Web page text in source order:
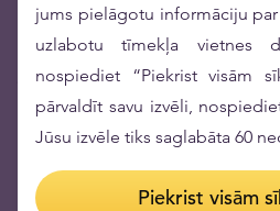
_____________________
Atruna
izvēles izvērtējiet šādus riskus:
jums pielāgotu informāciju
uzlabotu tīmekļa vietnes
nospiediet “Piekrist visām
pārvaldīt savu izvēli,
Jūsu izvēle tiks saglabāta 60
Piekrist visām